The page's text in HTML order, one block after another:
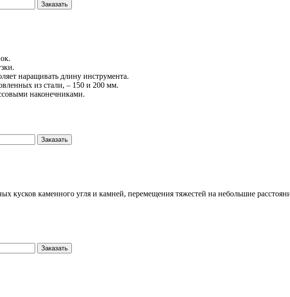
Заказать
наращивать длину инструмента.
из стали, – 150 и 200 мм.
наконечниками.
Заказать
кусков каменного угля и камней, перемещения тяжестей на небольшие
Заказать